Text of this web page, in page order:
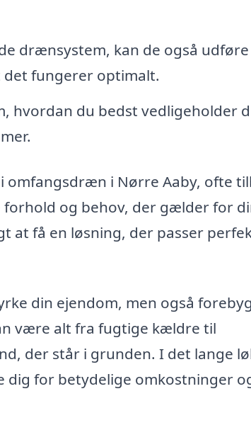
drænsystem, kan de også udføre
fungerer optimalt.
hvordan du bedst vedligeholder
omfangsdræn i Nørre Aaby, ofte
og behov, der gælder for
at få en løsning, der passer
din ejendom, men også
være alt fra fugtige kældre til
der står i grunden. I det lange
for betydelige omkostninger